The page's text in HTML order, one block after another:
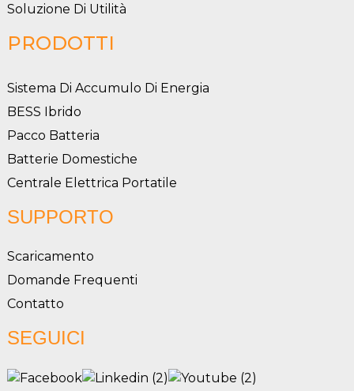
Soluzione Di Utilità
PRODOTTI
Sistema Di Accumulo Di Energia
BESS Ibrido
Pacco Batteria
Batterie Domestiche
Centrale Elettrica Portatile
SUPPORTO
Scaricamento
Domande Frequenti
Contatto
SEGUICI